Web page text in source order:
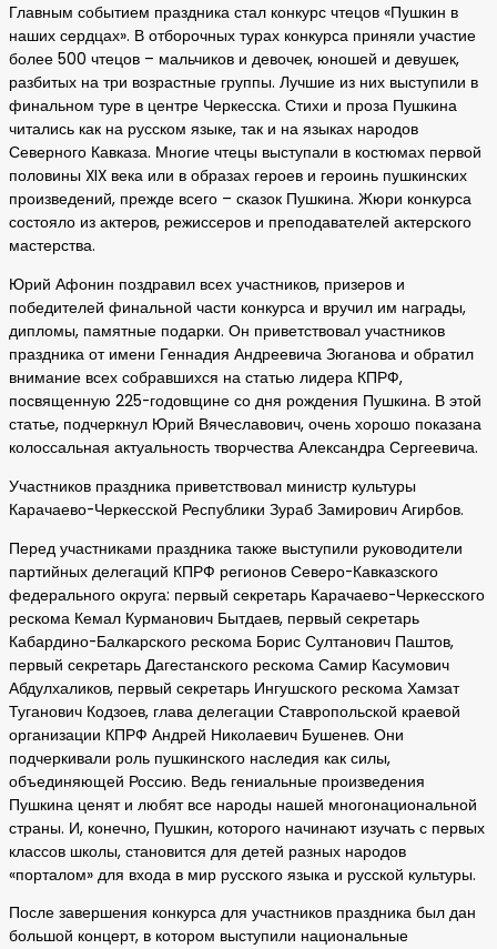
Главным событием праздника стал конкурс чтецов «Пушкин в
наших сердцах». В отборочных турах конкурса приняли участие
более 500 чтецов – мальчиков и девочек, юношей и девушек,
разбитых на три возрастные группы. Лучшие из них выступили в
финальном туре в центре Черкесска. Стихи и проза Пушкина
читались как на русском языке, так и на языках народов
Северного Кавказа. Многие чтецы выступали в костюмах первой
половины XIX века или в образах героев и героинь пушкинских
произведений, прежде всего – сказок Пушкина. Жюри конкурса
состояло из актеров, режиссеров и преподавателей актерского
мастерства.
Юрий Афонин поздравил всех участников, призеров и
победителей финальной части конкурса и вручил им награды,
дипломы, памятные подарки. Он приветствовал участников
праздника от имени Геннадия Андреевича Зюганова и обратил
внимание всех собравшихся на статью лидера КПРФ,
посвященную 225-годовщине со дня рождения Пушкина. В этой
статье, подчеркнул Юрий Вячеславович, очень хорошо показана
колоссальная актуальность творчества Александра Сергеевича.
Участников праздника приветствовал министр культуры
Карачаево-Черкесской Республики Зураб Замирович Агирбов.
Перед участниками праздника также выступили руководители
партийных делегаций КПРФ регионов Северо-Кавказского
федерального округа: первый секретарь Карачаево-Черкесского
рескома Кемал Курманович Бытдаев, первый секретарь
Кабардино-Балкарского рескома Борис Султанович Паштов,
первый секретарь Дагестанского рескома Самир Касумович
Абдулхаликов, первый секретарь Ингушского рескома Хамзат
Туганович Кодзоев, глава делегации Ставропольской краевой
организации КПРФ Андрей Николаевич Бушенев. Они
подчеркивали роль пушкинского наследия как силы,
объединяющей Россию. Ведь гениальные произведения
Пушкина ценят и любят все народы нашей многонациональной
страны. И, конечно, Пушкин, которого начинают изучать с первых
классов школы, становится для детей разных народов
«порталом» для входа в мир русского языка и русской культуры.
После завершения конкурса для участников праздника был дан
большой концерт, в котором выступили национальные